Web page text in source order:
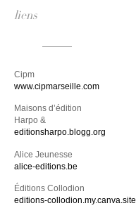
liens
Cipm
www.cipmarseille.com
Maisons d’édition
Harpo &
editionsharpo.blogg.org
Alice Jeunesse
alice-editions.be
Éditions Collodion
editions-collodion.my.canva.site